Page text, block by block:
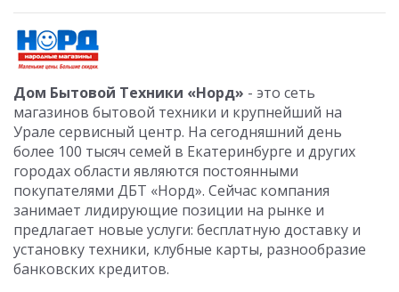
Дом Бытовой Техники «Норд» - это сеть
магазинов бытовой техники и крупнейший на
Урале сервисный центр. На сегодняшний день
более 100 тысяч семей в Екатеринбурге и других
городах области являются постоянными
покупателями ДБТ «Норд». Сейчас компания
занимает лидирующие позиции на рынке и
предлагает новые услуги: бесплатную доставку и
установку техники, клубные карты, разнообразие
банковских кредитов.